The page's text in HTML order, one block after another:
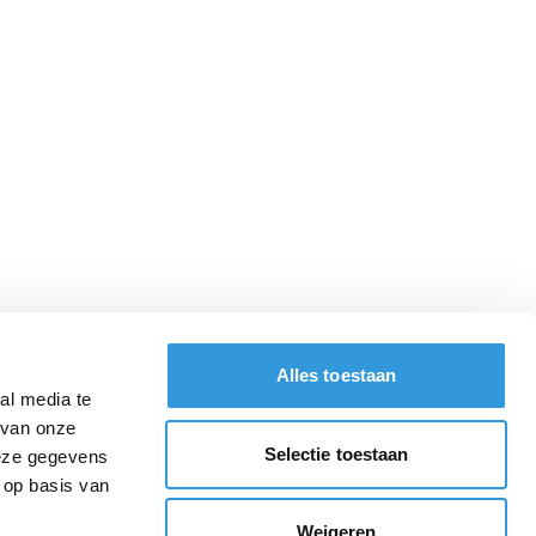
media te
onze
gegevens
basis van
Alles toestaan
Selectie toestaan
Weigeren